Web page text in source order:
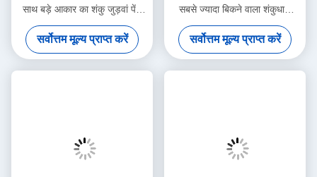
साथ बड़े आकार का शंकु जुड़वां पेंच
extruder ZS80/173 95/188
110/220
सर्वोत्तम मूल्य प्राप्त करें
सबसे ज्यादा बिकने वाला शंकुधारी
ट्विन स्क्रू एक्सट्रूडर ZS55/120
65/132 80/156
सर्वोत्तम मूल्य प्राप्त करें